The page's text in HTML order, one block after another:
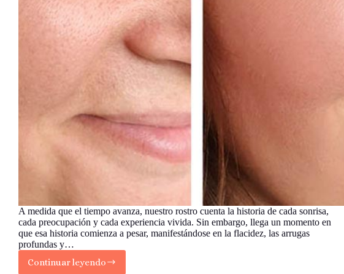
A medida que el tiempo avanza, nuestro rostro cuenta la historia de cada sonrisa,
cada preocupación y cada experiencia vivida. Sin embargo, llega un momento en
que esa historia comienza a pesar, manifestándose en la flacidez, las arrugas
profundas y…
Continuar leyendo
El